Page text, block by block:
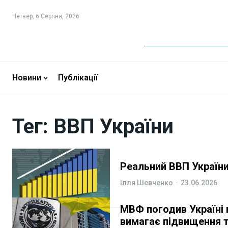
Бізнес
Валютний ринок
Криптовалюта
Робота і освіта
Публікації
Бізнес
Валютний ринок
Криптовалюта
Робота і освіта
Публікації
Четвер, 6 Серпня, 2026
Новини Публікації
Тег: ВВП України
Реальний ВВП
Ілля Шевченко - 23.06.2026
МВФ погодив
вимагає підвищення